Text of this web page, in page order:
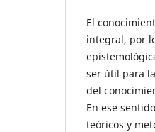
El
integral, por
ser útil para
del
En ese
teóricos y